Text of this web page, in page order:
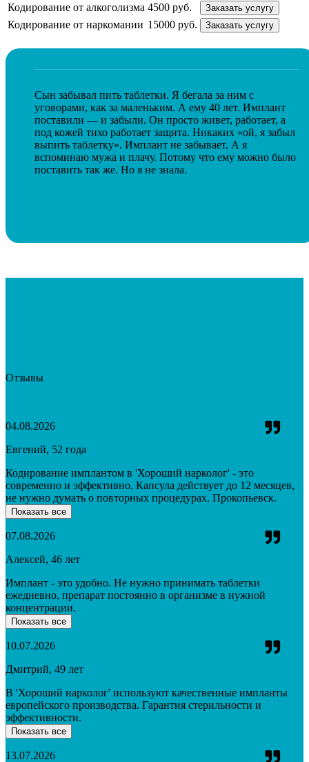
Кодирование от алкоголизма 4500 руб. Заказать услугу
Кодирование от наркомании 15000 руб. Заказать услугу
Сын забывал пить таблетки. Я бегала за ним с
уговорами, как за маленьким. А ему 40 лет. Имплант
поставили — и забыли. Он просто живет, работает, а
под кожей тихо работает защита. Никаких «ой, я забыл
выпить таблетку». Имплант не забывает. А я
вспоминаю мужа и плачу. Потому что ему можно было
поставить так же. Но я не знала.
Отзывы
04.08.2026
Евгений, 52 года
Кодирование имплантом в 'Хороший нарколог' - это
современно и эффективно. Капсула действует до 12 месяцев,
не нужно думать о повторных процедурах. Прокопьевск.
Показать все
07.08.2026
Алексей, 46 лет
Имплант - это удобно. Не нужно принимать таблетки
ежедневно, препарат постоянно в организме в нужной
концентрации.
Показать все
10.07.2026
Дмитрий, 49 лет
В 'Хороший нарколог' используют качественные импланты
европейского производства. Гарантия стерильности и
эффективности.
Показать все
13.07.2026